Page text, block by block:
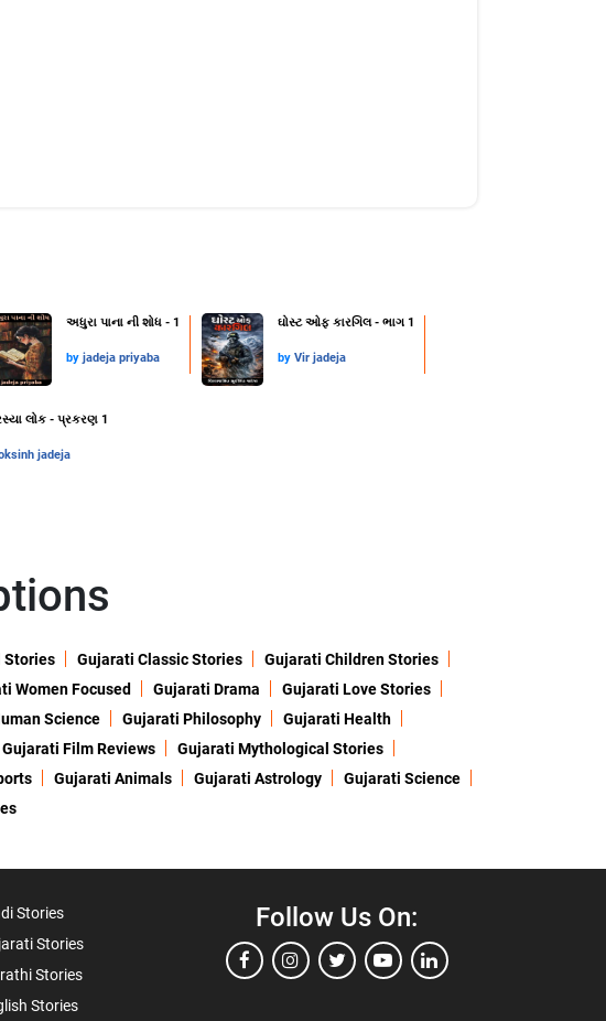
અધુરા પાના ની શોધ - 1
by jadeja priyaba
ઘોસ્ટ ઓફ કારગિલ - ભાગ 1
by Vir jadeja
લોક - પ્રકરણ 1
jadeja
Stories Gujarati Classic Stories
Gujarati Children Stories
Women Focused Gujarati Drama
Gujarati Love Stories
Science Gujarati Philosophy
Gujarati Health
Gujarati Film Reviews
Gujarati Mythological Stories
Gujarati Animals Gujarati Astrology
Gujarati Science
Stories
Stories
Stories
Stories
Follow Us On: